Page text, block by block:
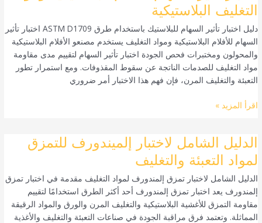
التغليف البلاستيكية
دليل اختبار تأثير السهام للبلاستيك باستخدام طرق ASTM D1709 اختبار تأثير
السهام للأفلام البلاستيكية ومواد التغليف يستخدم مصنعو الأفلام البلاستيكية
والمحولون ومختبرات فحص الجودة اختبار تأثير السهام لتقييم مدى مقاومة
مواد التغليف للصدمات الناتجة عن سقوط المقذوفات. ومع استمرار تطور
التعبئة والتغليف المرن، فإن فهم هذا الاختبار أمر ضروري
تأثير
السهام
للأفلام
البلاستيكية
ومواد
التغليف
البلاستيكية
اقرأ المزيد »
الدليل الشامل لاختبار إلميندورف للتمزق
لمواد التعبئة والتغليف
الدليل الشامل لاختبار تمزق إلمندورف لمواد التغليف مقدمة في اختبار تمزق
إلمندورف يعد اختبار تمزق إلمندورف أحد أكثر الطرق استخدامًا لتقييم
مقاومة التمزق للأغشية البلاستيكية والتغليف المرن والورق والمواد الرقيقة
المماثلة. وتعتمد فرق مراقبة الجودة في صناعات التعبئة والتغليف والأغذية
الدليل
الشامل
لاختبار
إلميندورف
للتمزق
لمواد
التعبئة